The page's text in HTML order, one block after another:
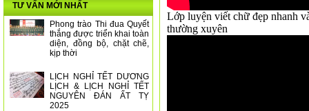
TƯ VẤN MỚI NHẤT
Phong trào Thi đua Quyết
thắng được triển khai toàn
diện, đồng bộ, chặt chẽ,
kịp thời
LỊCH NGHỈ TẾT DƯƠNG
LỊCH & LỊCH NGHỈ TẾT
NGUYÊN ĐÁN ẤT TỴ
2025
Lớp luyện viết chữ đẹp nhanh
thường xuyên